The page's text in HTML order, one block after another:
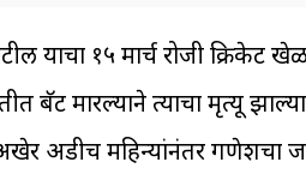
याचा १५ मार्च रोजी क्रिकेट
बॅट मारल्याने त्याचा मृत्यू
अडीच महिन्यांनंतर गणेशचा